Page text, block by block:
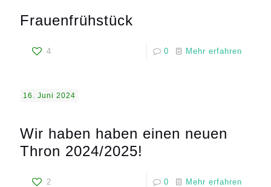
Frauenfrühstück
4 0 Mehr erfahren
16. Juni 2024
Wir haben haben einen neuen
Thron 2024/2025!
2 0 Mehr erfahren